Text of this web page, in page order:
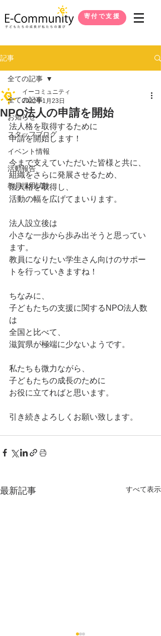
寄付で支援
記事
全ての記事
お知らせ
スタッフブログ
イベント情報
活動報告
教員採用試験
全ての記事
NPO法人の申請を開始
イーコミュニティ
2022年1月23日
法人格を取得するために
申請を開始します！
今まで支えていただいた皆様と共に、
組織をさらに発展させるため、
法人格を取得し、
活動の幅を広げてまいります。
法人設立後は
小さな一歩から歩み出そうと思ってい
ます。
教員になりたい学生さん向けのサポー
トを行っていきますね！
ちなみに、
子どもたちの支援に関するNPO法人数
は
全国と比べて、
滋賀県が極端に少ないようです。
私たちも微力ながら、
子どもたちの成長のために
お役に立てればと思います。
引き続きよろしくお願い致します。
最新記事 すべて表示